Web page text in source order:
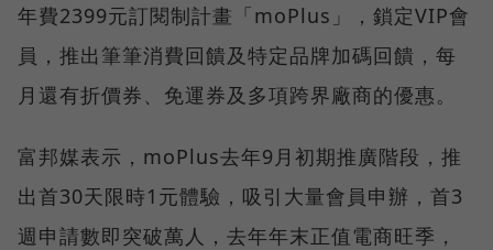
年費2399元訂閱制計畫「moPlus」，鎖定VIP會
員，推出筆筆消費回饋及特定品牌加碼回饋，每
月還有折價券、免運券及多項跨界廠商的優惠。
富邦媒表示，moPlus去年9月初期推廣階段，推
出首30天限時1元體驗，吸引大量會員申辦，首3
週申請數即突破萬人，去年年末正值電商旺季，